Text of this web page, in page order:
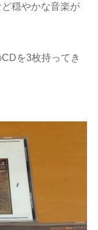
穏やかな音楽が
を3枚持ってき